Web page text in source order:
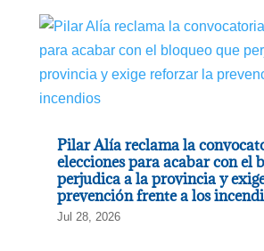
Pilar Alía reclama la
elecciones para acabar con el
perjudica a la provincia y
prevención frente a los
Jul 28, 2026